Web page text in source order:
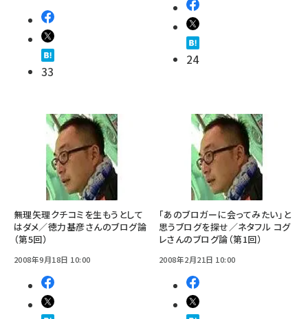
33
24
無理矢理クチコミを生もうとして
はダメ／徳力基彦さんのブログ論
（第5回）
2008年9月18日 10:00
「あのブロガーに会ってみたい」と
思うブログを探せ／ネタフル コグ
レさんのブログ論（第1回）
2008年2月21日 10:00